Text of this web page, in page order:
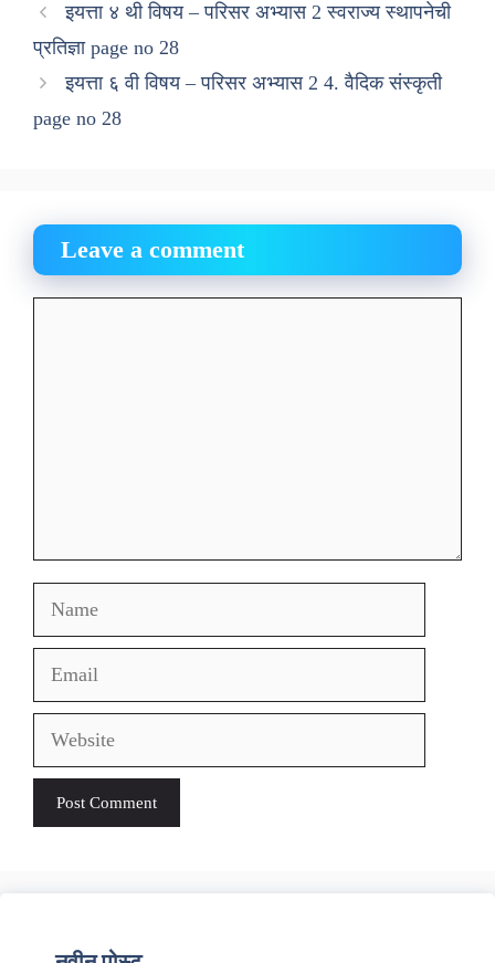
इयत्ता ४ थी विषय – परिसर अभ्यास 2 स्वराज्य स्थापनेची
प्रतिज्ञा page no 28
इयत्ता ६ वी विषय – परिसर अभ्यास 2 4. वैदिक संस्कृती
page no 28
Leave a comment
Name
Email
Website